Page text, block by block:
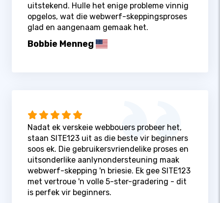
uitstekend. Hulle het enige probleme vinnig
opgelos, wat die webwerf-skeppingsproses
glad en aangenaam gemaak het.
Bobbie Menneg
Nadat ek verskeie webbouers probeer het,
staan ​​SITE123 uit as die beste vir beginners
soos ek. Die gebruikersvriendelike proses en
uitsonderlike aanlynondersteuning maak
webwerf-skepping 'n briesie. Ek gee SITE123
met vertroue 'n volle 5-ster-gradering - dit
is perfek vir beginners.